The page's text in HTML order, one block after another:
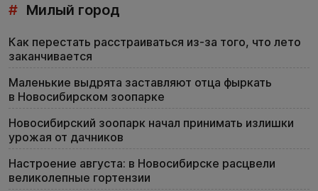
# Милый город
Как перестать расстраиваться из-за того, что лето
заканчивается
Маленькие выдрята заставляют отца фыркать
в Новосибирском зоопарке
Новосибирский зоопарк начал принимать излишки
урожая от дачников
Настроение августа: в Новосибирске расцвели
великолепные гортензии